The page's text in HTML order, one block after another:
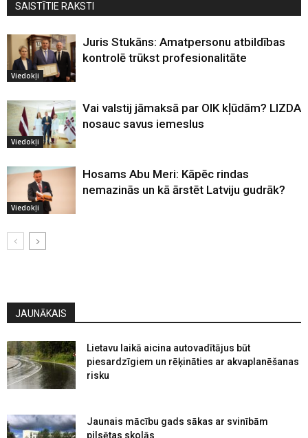
SAISTĪTIE RAKSTI
Viedokļi
Juris Stukāns: Amatpersonu atbildības
kontrolē trūkst profesionalitāte
Viedokļi
Vai valstij jāmaksā par OIK kļūdām? LIZDA
nosauc savus iemeslus
Viedokļi
Hosams Abu Meri: Kāpēc rindas
nemazinās un kā ārstēt Latviju gudrāk?
JAUNĀKAIS
Lietavu laikā aicina autovadītājus būt
piesardzīgiem un rēķināties ar akvaplanēšanas
risku
Jaunais mācību gads sākas ar svinībām
pilsētas skolās